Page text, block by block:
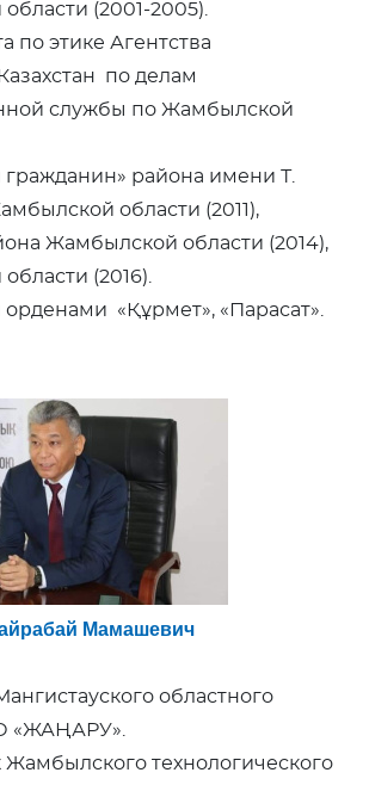
(2001-2005).
по этике Агентства
по делам
службы по Жамбылской
района имени Т.
области (2011),
Жамбылской области (2014),
(2016).
«Құрмет», «Парасат».
Мамашевич
областного
«ЖАҢАРУ».
технологического